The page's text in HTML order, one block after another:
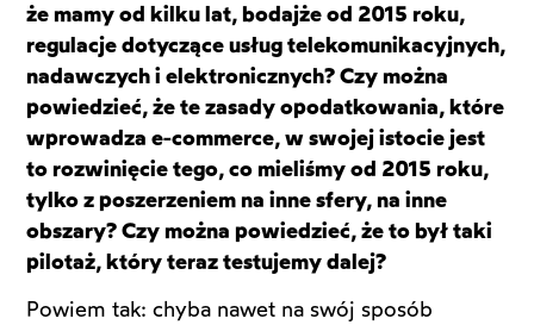
że mamy od kilku lat, bodajże od 2015 roku,
regulacje dotyczące usług telekomunikacyjnych,
nadawczych i elektronicznych? Czy można
powiedzieć, że te zasady opodatkowania, które
wprowadza e-commerce, w swojej istocie jest
to rozwinięcie tego, co mieliśmy od 2015 roku,
tylko z poszerzeniem na inne sfery, na inne
obszary? Czy można powiedzieć, że to był taki
pilotaż, który teraz testujemy dalej?
Powiem tak: chyba nawet na swój sposób